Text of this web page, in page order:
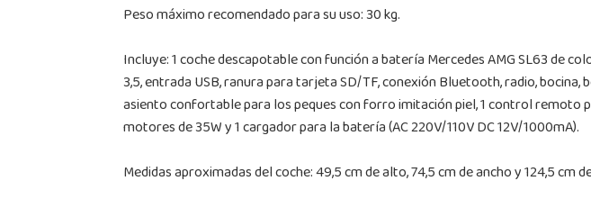
Peso máximo recomendado para su uso: 30 kg.
Incluye: 1 coche descapotable con función a batería Mercedes AMG SL63 de
3,5, entrada USB, ranura para tarjeta SD/TF, conexión Bluetooth, radio,
asiento confortable para los peques con forro imitación piel, 1 control remoto
motores de 35W y 1 cargador para la batería (AC 220V/110V DC 12V/1000mA).
Medidas aproximadas del coche: 49,5 cm de alto, 74,5 cm de ancho y 124,5 cm